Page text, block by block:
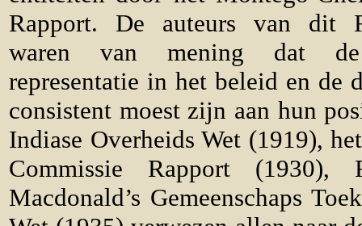
Rapport. De auteurs van dit
waren van mening dat
representatie in het beleid en de
consistent moest zijn aan hun
Indiase Overheids Wet (1919),
Commissie Rapport (1930),
Macdonald’s Gemeenschaps